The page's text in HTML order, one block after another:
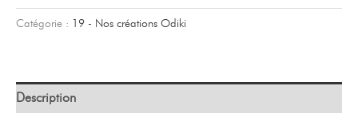
Ebiten
Catégorie : 19 - Nos créations Odiki
Description